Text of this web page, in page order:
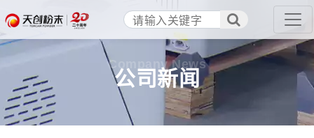
公司新闻
Company News